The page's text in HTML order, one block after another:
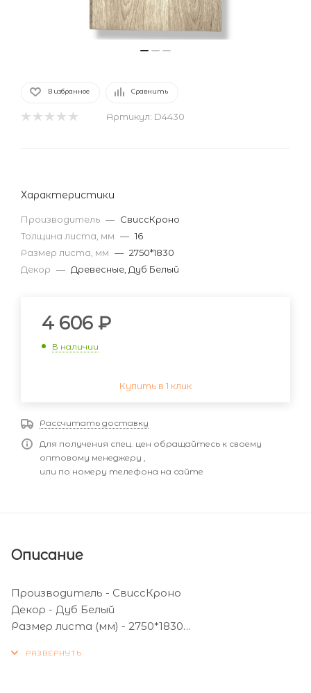
В избранное Сравнить
Артикул: D4430
Характеристики
Производитель — СвиссКроно
Толщина листа, мм — 16
Размер листа, мм — 2750*1830
Декор — Древесные, Дуб Белый
4 606 ₽
В наличии
Купить в 1 клик
Рассчитать доставку
Для получения спец. цен обращайтесь к своему
оптовому менеджеру ,
или по номеру телефона на сайте
Описание
Производитель - СвиссКроно
Декор - Дуб Белый
Размер листа (мм) - 2750*1830